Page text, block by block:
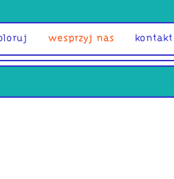
wesprzyj nas kontakt